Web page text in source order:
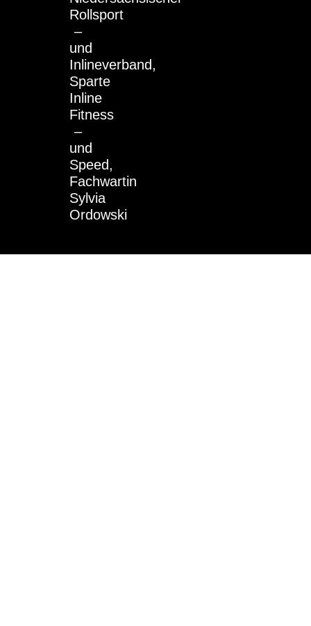
Rollsport
–
und
Inlineverband,
Sparte
Inline
Fitness
–
und
Speed,
Fachwartin
Sylvia
Ordowski